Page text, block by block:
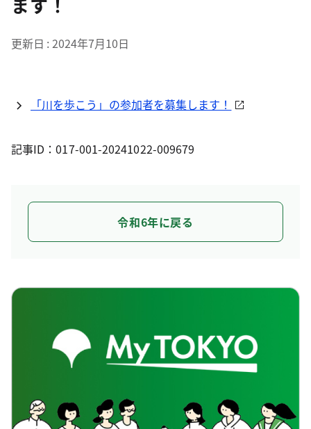
更新日 2024年7月10日
「川を歩こう」の参加者を募集します！
記事ID：017-001-20241022-009679
令和6年に戻る